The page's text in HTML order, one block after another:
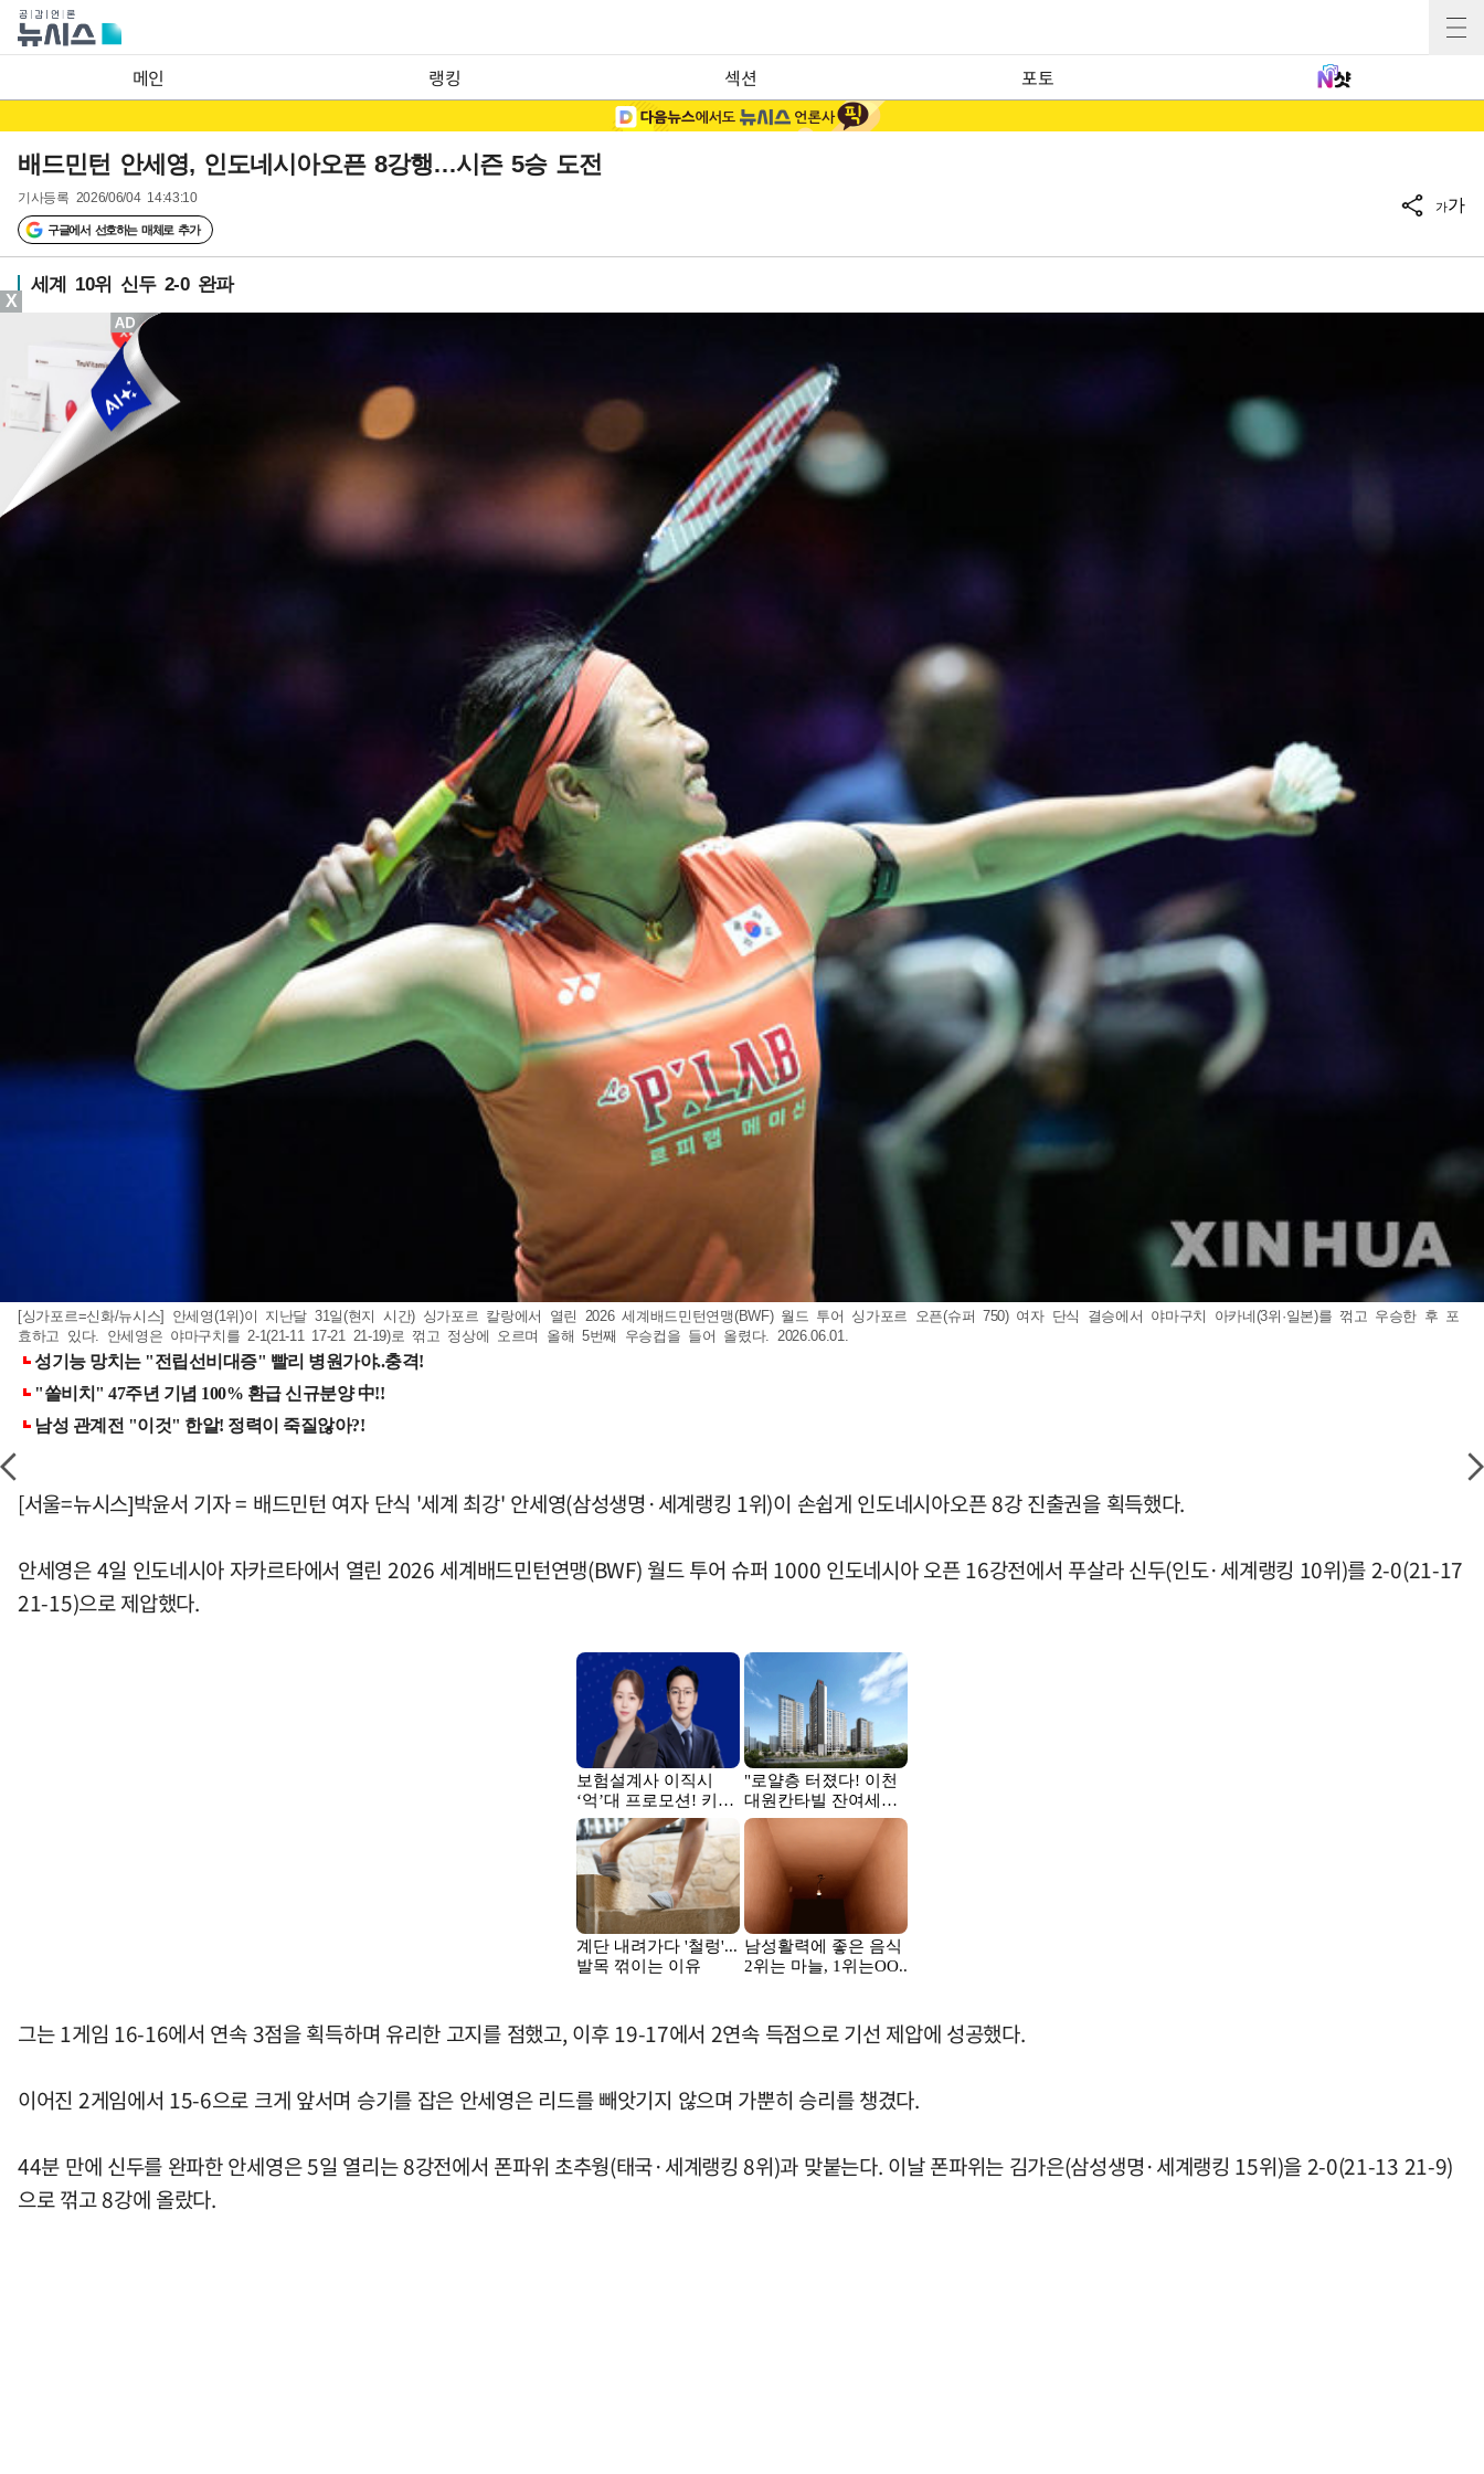
메인 랭킹 섹션 포토
배드민턴 안세영, 인도네시아오픈 8강행…시즌 5승 도전
기사등록 2026/06/04 14:43:10
구글에서 선호하는 매체로 추가
가가
세계 10위 신두 2-0 완파
[싱가포르=신화/뉴시스] 안세영(1위)이 지난달 31일(현지 시간) 싱가포르 칼랑에서 열린 2026 세계배드민턴연맹(BWF) 월드 투어 싱가포르 오픈(슈퍼 750) 여자 단식 결승에서 야마구치 아카네(3위·일본)를 꺾고 우승한 후 포
효하고 있다. 안세영은 야마구치를 2-1(21-11 17-21 21-19)로 꺾고 정상에 오르며 올해 5번째 우승컵을 들어 올렸다. 2026.06.01.
[서울=뉴시스]박윤서 기자 = 배드민턴 여자 단식 '세계 최강' 안세영(삼성생명·세계랭킹 1위)이 손쉽게 인도네시아오픈 8강 진출권을 획득했다.
안세영은 4일 인도네시아 자카르타에서 열린 2026 세계배드민턴연맹(BWF) 월드 투어 슈퍼 1000 인도네시아 오픈 16강전에서 푸살라 신두(인도·세계랭킹 10위)를 2-0(21-17
21-15)으로 제압했다.
그는 1게임 16-16에서 연속 3점을 획득하며 유리한 고지를 점했고, 이후 19-17에서 2연속 득점으로 기선 제압에 성공했다.
이어진 2게임에서 15-6으로 크게 앞서며 승기를 잡은 안세영은 리드를 빼앗기지 않으며 가뿐히 승리를 챙겼다.
44분 만에 신두를 완파한 안세영은 5일 열리는 8강전에서 폰파위 초추웡(태국·세계랭킹 8위)과 맞붙는다. 이날 폰파위는 김가은(삼성생명·세계랭킹 15위)을 2-0(21-13 21-9)
으로 꺾고 8강에 올랐다.
X